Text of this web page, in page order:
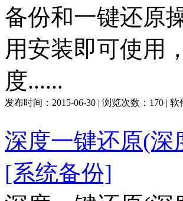
备份和一键还原
用安装即可使用
度......
发布时间： 2015-06-30 | 浏览次数： 170 | 软
深度一键还原(深
[系统备份]